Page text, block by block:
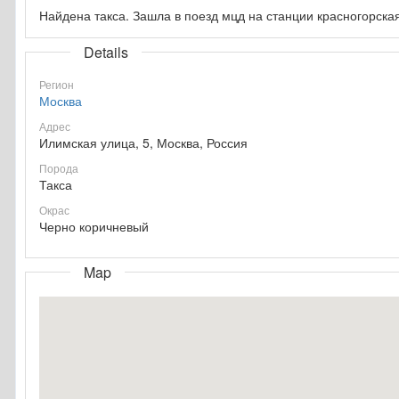
Найдена такса. Зашла в поезд мцд на станции
Details
Регион
Москва
Адрес
Илимская улица, 5, Москва, Россия
Порода
Такса
Окрас
Черно коричневый
Map